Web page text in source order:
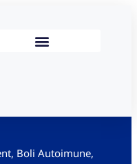
, Boli Autoimune,